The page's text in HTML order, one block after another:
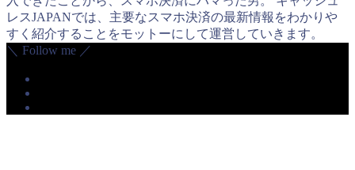
レスJAPANでは、主要なスマホ決済の最新情報をわかりや
すく紹介することをモットーにして運営していきます。
＼ Follow me ／